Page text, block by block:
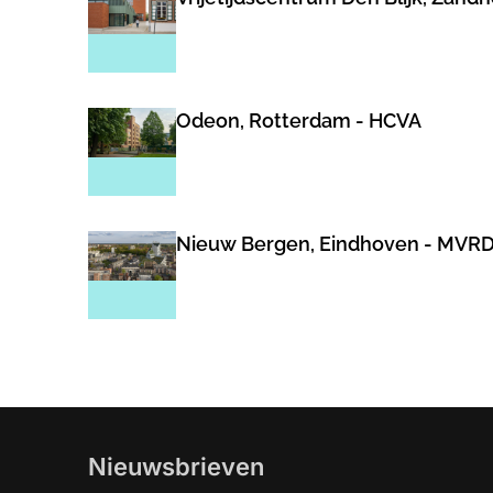
Odeon, Rotterdam - HCVA
Nieuw Bergen, Eindhoven -
Nieuwsbrieven